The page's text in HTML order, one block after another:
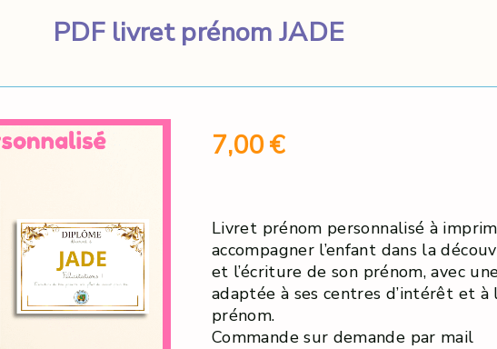
PDF livret prénom JADE
7,00€
Livret prénom personnalisé à
accompagner l’enfant dans la
et l’écriture de son prénom, avec
adaptée à ses centres d’intérêt et
prénom.
Commande sur demande par mail